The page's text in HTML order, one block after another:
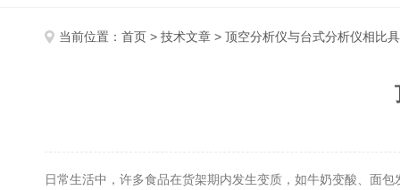
当前位置： 首页 > 技术文章 > 顶空分析仪与台式分析仪相比
日常生活中，许多食品在货架期内发生变质，如牛奶变酸、面